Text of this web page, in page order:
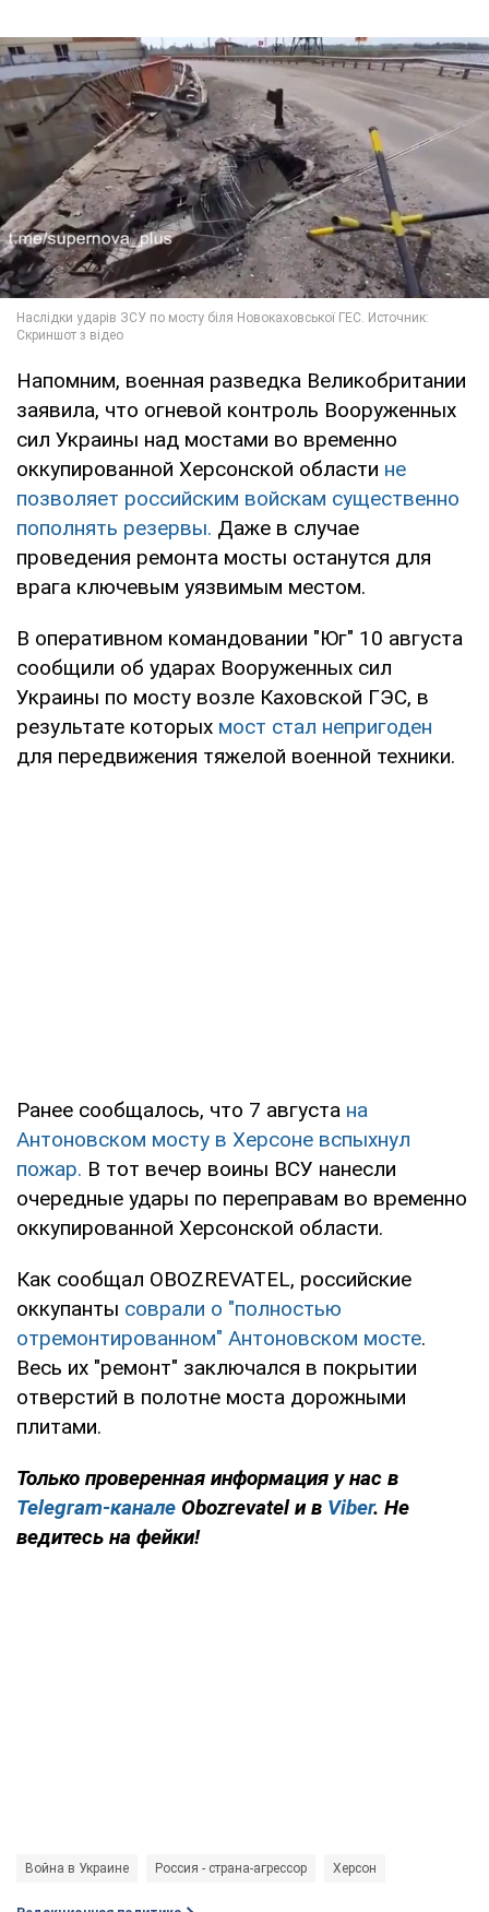
Напомним, военная разведка Великобритании
заявила, что огневой контроль Вооруженных
сил Украины над мостами во временно
оккупированной Херсонской области не
позволяет российским войскам существенно
пополнять резервы. Даже в случае
проведения ремонта мосты останутся для
врага ключевым уязвимым местом.
В оперативном командовании "Юг" 10 августа
сообщили об ударах Вооруженных сил
Украины по мосту возле Каховской ГЭС, в
результате которых мост стал непригоден
для передвижения тяжелой военной техники.
Ранее сообщалось, что 7 августа на
Антоновском мосту в Херсоне вспыхнул
пожар. В тот вечер воины ВСУ нанесли
очередные удары по переправам во временно
оккупированной Херсонской области.
Как сообщал OBOZREVATEL, российские
оккупанты соврали о "полностью
отремонтированном" Антоновском мосте.
Весь их "ремонт" заключался в покрытии
отверстий в полотне моста дорожными
плитами.
Только проверенная информация у нас в
Telegram-канале Obozrevatel и в Viber. Не
ведитесь на фейки!
Война в Украине Россия - страна-агрессор Херсон